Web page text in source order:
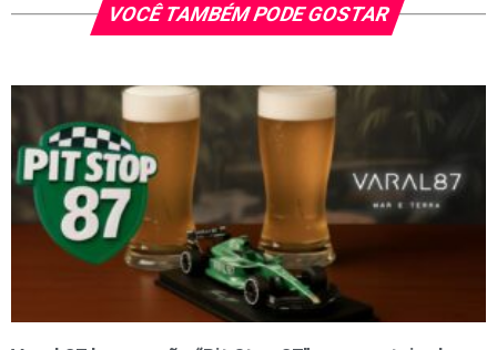
VOCÊ TAMBÉM PODE GOSTAR